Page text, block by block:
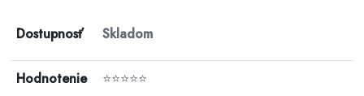
Dostupnosť Skladom
Hodnotenie ⭐⭐⭐⭐⭐